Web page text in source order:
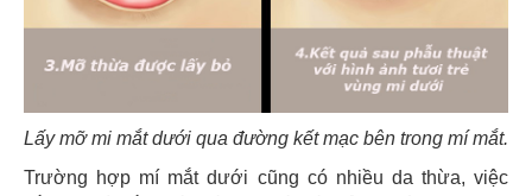
Lấy mỡ mi mắt dưới qua đường kết mạc bên trong mí mắt.
Trường hợp mí mắt dưới cũng có nhiều da thừa, việc